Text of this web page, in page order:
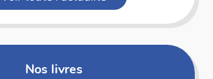
Nos livres